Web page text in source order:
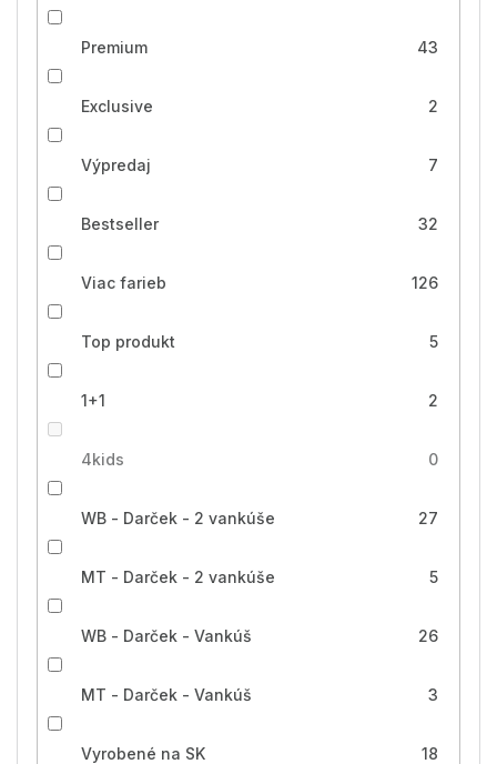
Premium 43
Exclusive 2
Výpredaj 7
Bestseller 32
Viac farieb 126
Top produkt 5
1+1 2
4kids 0
WB - Darček - 2 vankúše 27
MT - Darček - 2 vankúše 5
WB - Darček - Vankúš 26
MT - Darček - Vankúš 3
Vyrobené na SK 18